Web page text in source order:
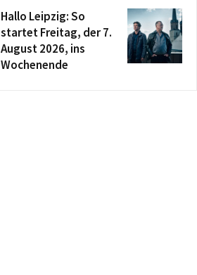
Hallo Leipzig: So
startet Freitag, der 7.
August 2026, ins
Wochenende